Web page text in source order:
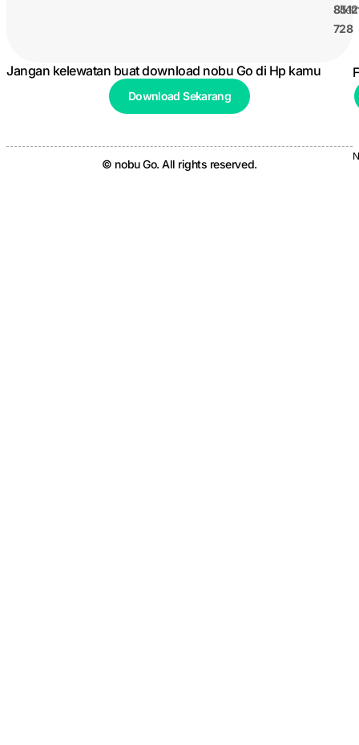
8512
728
Jangan kelewatan buat download nobu Go di Hp kamu
Download Sekarang
© nobu Go. All rights reserved.